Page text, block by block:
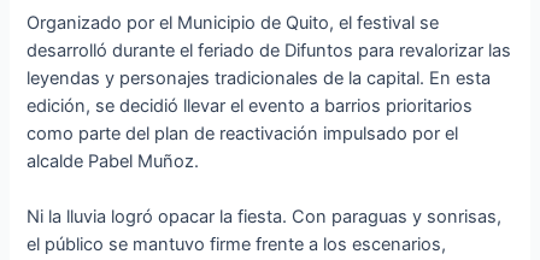
Organizado por el Municipio de Quito, el festival se
desarrolló durante el feriado de Difuntos para revalorizar las
leyendas y personajes tradicionales de la capital. En esta
edición, se decidió llevar el evento a barrios prioritarios
como parte del plan de reactivación impulsado por el
alcalde Pabel Muñoz.
Ni la lluvia logró opacar la fiesta. Con paraguas y sonrisas,
el público se mantuvo firme frente a los escenarios,